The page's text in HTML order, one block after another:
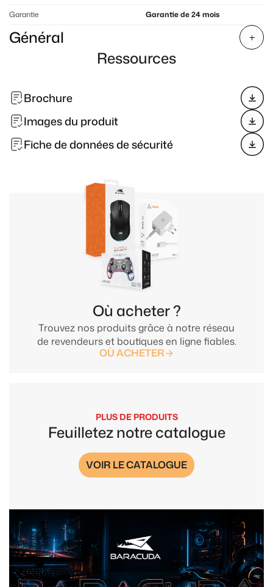
Garantie
Garantie de 24 mois
Général
Ressources
Brochure
Images du produit
Fiche de données de sécurité
Trouvez nos produits grâce à notre réseau
de revendeurs et boutiques en ligne fiables.
Où acheter ?
OÙ ACHETER
PLUS DE PRODUITS
Feuilletez notre catalogue
VOIR LE CATALOGUE